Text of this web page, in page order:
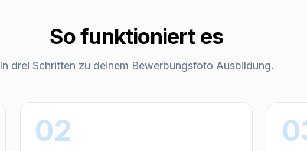
So funktioniert es
In drei Schritten zu deinem Bewerbungsfoto Ausbildung.
02